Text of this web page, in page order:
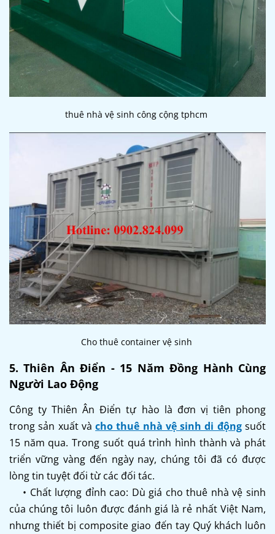
thuê nhà vệ sinh công cộng tphcm
Cho thuê container vệ sinh
5. Thiên Ân Điển - 15 Năm Đồng Hành Cùng
Người Lao Động
Công ty Thiên Ân Điển tự hào là đơn vị tiên phong
trong sản xuất vàcho thuê nhà vệ sinh di độngsuốt
15 năm qua. Trong suốt quá trình hình thành và phát
triển vững vàng đến ngày nay, chúng tôi đã có được
lòng tin tuyệt đối từ các đối tác.
• Chất lượng đỉnh cao: Dù giá cho thuê nhà vệ sinh
của chúng tôi luôn được đánh giá là rẻ nhất Việt Nam,
nhưng thiết bị composite giao đến tay Quý khách luôn